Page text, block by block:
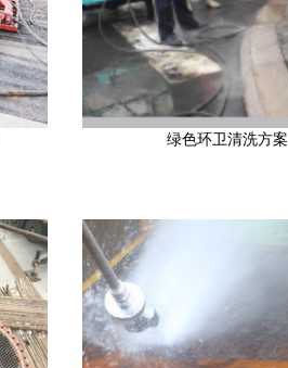
绿色环卫清洗方案